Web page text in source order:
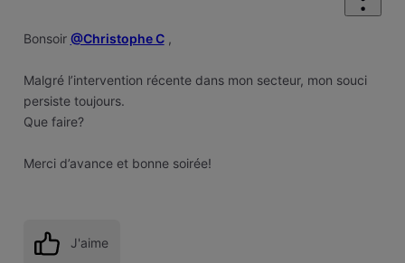
Bonsoir @Christophe C,
Malgré l’intervention récente dans mon secteur, mon souci
persiste toujours.
Que faire?
Merci d’avance et bonne soirée!
J'aime